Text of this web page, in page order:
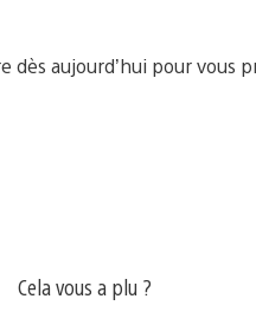
dès aujourd’hui pour vous
Cela vous a plu ?